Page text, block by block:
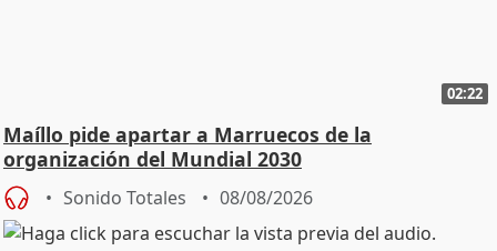
02:22
Maíllo pide apartar a Marruecos de la
organización del Mundial 2030
Sonido Totales 08/08/2026